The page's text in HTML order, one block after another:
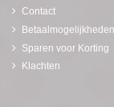
Contact
Betaalmogelijkheden
Sparen voor Korting
Klachten